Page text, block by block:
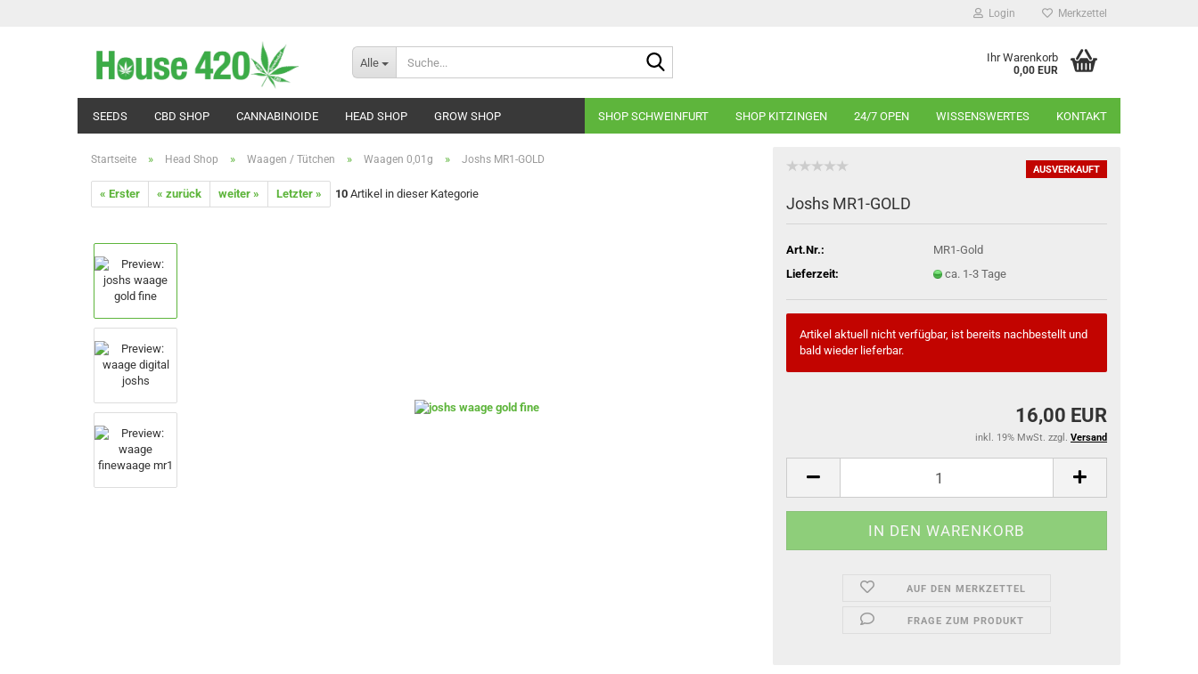
Login Merkzettel
Alle Ihr Warenkorb
0,00 EUR
SEEDS CBD SHOP CANNABINOIDE HEAD SHOP GROW SHOP SHOP SCHWEINFURT SHOP KITZINGEN 24/7 OPEN WISSENSWERTES KONTAKT
Startseite » Head Shop » Waagen / Tütchen » Waagen 0,01g » Joshs MR1-GOLD
« Erster « zurück weiter » Letzter » 10 Artikel in dieser Kategorie
AUSVERKAUFT
Joshs MR1-GOLD
Art.Nr.:
MR1-Gold
Lieferzeit:
ca. 1-3 Tage
Artikel aktuell nicht verfügbar, ist bereits nachbestellt und
bald wieder lieferbar.
16,00 EUR
inkl. 19% MwSt. zzgl. Versand
AUF DEN MERKZETTEL
FRAGE ZUM PRODUKT